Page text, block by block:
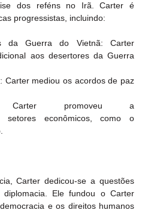
dos reféns no Irã. Carter é
progressistas, incluindo:
da Guerra do Vietnã: Carter
aos desertores da Guerra
Carter mediou os acordos de paz
Carter promoveu a
setores econômicos, como o
Carter dedicou-se a questões
Ele fundou o Carter
e os direitos humanos